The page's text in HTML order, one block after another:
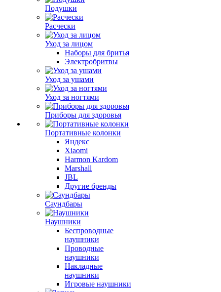
Подушки
Расчески
Уход за лицом
Наборы для бритья
Электробритвы
Уход за ушами
Уход за ногтями
Приборы для здоровья
Портативные колонки
Яндекс
Xiaomi
Harmon Kardom
Marshall
JBL
Другие бренды
Саундбары
Наушники
Беспроводные
наушники
Проводные
наушники
Накладные
наушники
Игровые наушники